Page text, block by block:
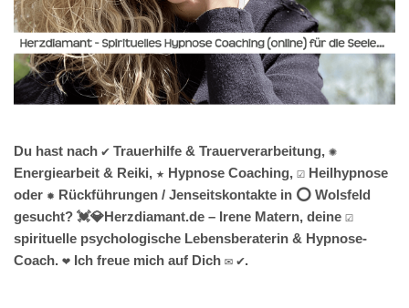
Du hast nach ✔️ Trauerhilfe & Trauerverarbeitung, ✺
Energiearbeit & Reiki, ★ Hypnose Coaching, ☑️ Heilhypnose
oder ✹ Rückführungen / Jenseitskontakte in ⭕ Wolsfeld
gesucht? 💓️💎Herzdiamant.de – Irene Matern, deine ☑️
spirituelle psychologische Lebensberaterin & Hypnose-
Coach. ❤ Ich freue mich auf Dich ✉ ✔.